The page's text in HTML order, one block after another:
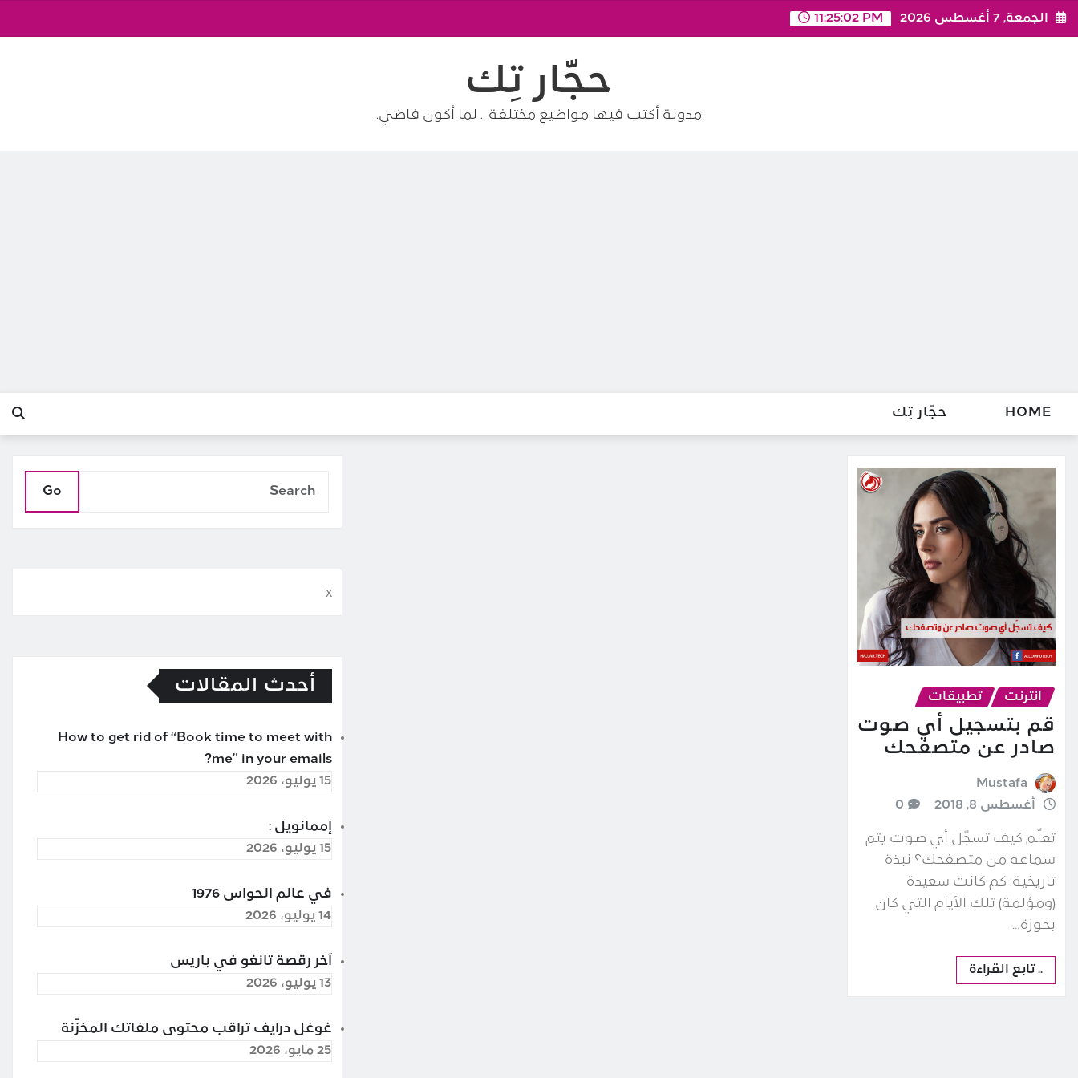
Skip
الجمعة, 7 أغسطس 2026 11:25:02 PM
حجّار تِك
مدونة أكتب فيها مواضيع مختلفة .. لما أكون فاضي.
HOME حجّار تِك
انترنت تطبيقات
قم بتسجيل أي صوت
صادر عن متصفحك
Mustafa
أغسطس 8, 2018
0
تعلّم كيف تسجّل أي صوت يتم
سماعه من متصفحك؟ نبذة
تاريخية: كم كانت سعيدة
(ومؤلمة) تلك الأيام التي كان
بحوزة…
.. تابع القراءة
Go
x
أحدث المقالات
How to get rid of “Book time to meet with
me” in your emails?
15 يوليو، 2026
إممانويل :
15 يوليو، 2026
في عالم الحواس 1976
14 يوليو، 2026
آخر رقصة تانغو في باريس
13 يوليو، 2026
غوغل درايف تراقب محتوى ملفاتك المخزّنة
25 مايو، 2026